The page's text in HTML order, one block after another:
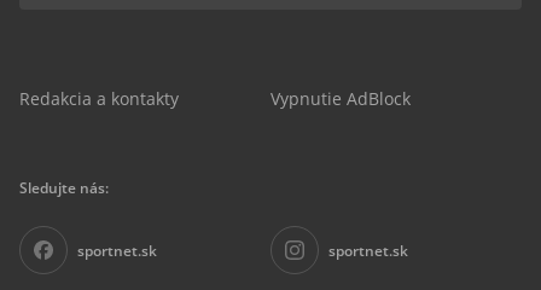
Redakcia a kontakty Vypnutie AdBlock
Sledujte nás:
sportnet.sk sportnet.sk